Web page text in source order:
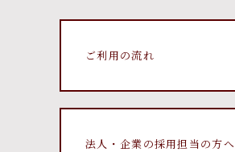
ご利用の流れ
法人・企業の採用担当の方へ